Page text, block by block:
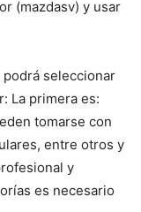
(mazdasv) y usar
seleccionar
La primera es:
tomarse con
entre otros y
y
es necesario